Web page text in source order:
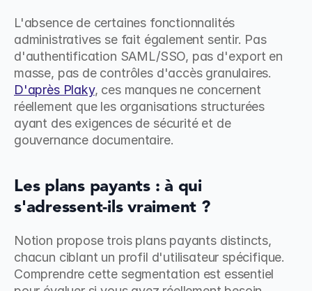
L'absence de certaines fonctionnalités
administratives se fait également sentir. Pas
d'authentification SAML/SSO, pas d'export en
D'après Plaky, ces manques ne concernent
réellement que les organisations structurées
ayant des exigences de sécurité et de
gouvernance documentaire.
Les plans payants : à qui
s'adressent-ils vraiment ?
Notion propose trois plans payants distincts,
chacun ciblant un profil d'utilisateur spécifique.
Comprendre cette segmentation est essentiel